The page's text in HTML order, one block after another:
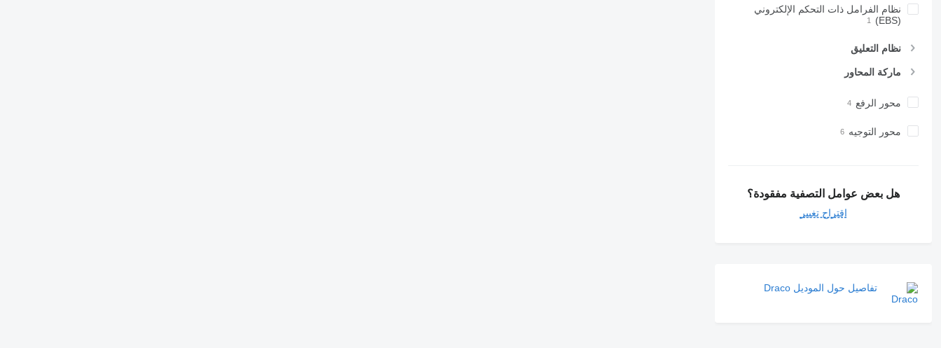
نظام الفرامل ذات التحكم الإلكتروني
(EBS)
نظام التعليق
ماركة المحاور
محور الرفع
محور التوجيه
هل بعض عوامل التصفية مفقودة؟
اقتراح تغيير
تفاصيل حول الموديل Draco